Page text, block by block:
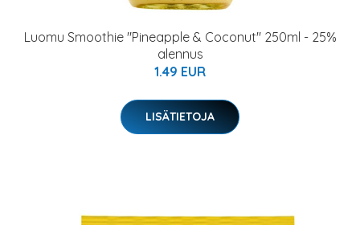
Luomu Smoothie "Pineapple & Coconut" 250ml - 25%
alennus
1.49 EUR
LISÄTIETOJA